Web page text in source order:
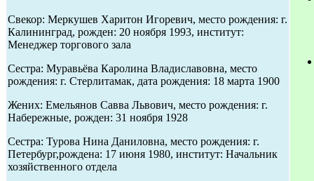
Свекор: Меркушев Харитон Игоревич, место рождения: г.
Калининград, рожден: 20 ноября 1993, институт:
Менеджер торгового зала
Сестра: Муравьёва Каролина Владиславовна, место
рождения: г. Стерлитамак, дата рождения: 18 марта 1900
Жених: Емельянов Савва Львович, место рождения: г.
Набережные, рожден: 31 ноября 1928
Сестра: Турова Нина Даниловна, место рождения: г.
Петербург,рождена: 17 июня 1980, институт: Начальник
хозяйственного отдела